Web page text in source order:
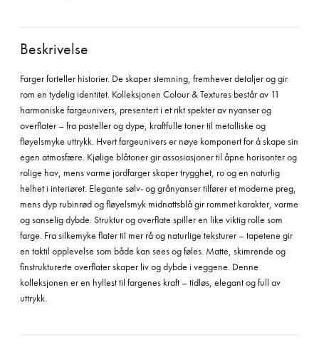
Beskrivelse
Farger forteller historier. De skaper stemning, fremhever detaljer og gir
rom en tydelig identitet. Kolleksjonen Colour & Textures består av 11
harmoniske fargeunivers, presentert i et rikt spekter av nyanser og
overflater – fra pasteller og dype, kraftfulle toner til metalliske og
fløyelsmyke uttrykk. Hvert fargeunivers er nøye komponert for å skape sin
egen atmosfære. Kjølige blåtoner gir assosiasjoner til åpne horisonter og
rolige hav, mens varme jordfarger skaper trygghet, ro og en naturlig
helhet i interiøret. Elegante sølv- og grånyanser tilfører et moderne preg,
mens dyp rubinrød og fløyelsmyk midnattsblå gir rommet karakter, varme
og sanselig dybde. Struktur og overflate spiller en like viktig rolle som
farge. Fra silkemyke flater til mer rå og naturlige teksturer – tapetene gir
en taktil opplevelse som både kan sees og føles. Matte, skimrende og
finstrukturerte overflater skaper liv og dybde i veggene. Denne
kolleksjonen er en hyllest til fargenes kraft – tidløs, elegant og full av
uttrykk.